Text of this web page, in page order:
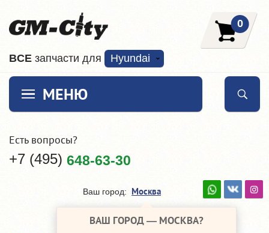
ВCE запчасти для Hyundai
0
МЕНЮ
Есть вопросы?
+7 (495) 648-63-30
Ваш город: Москва
ВАШ ГОРОД — МОСКВА?